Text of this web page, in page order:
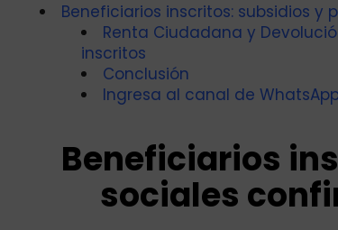
Beneficiarios inscritos: subsidios
Renta Ciudadana y
inscritos
Conclusión
Ingresa al canal de
Beneficiarios
sociales